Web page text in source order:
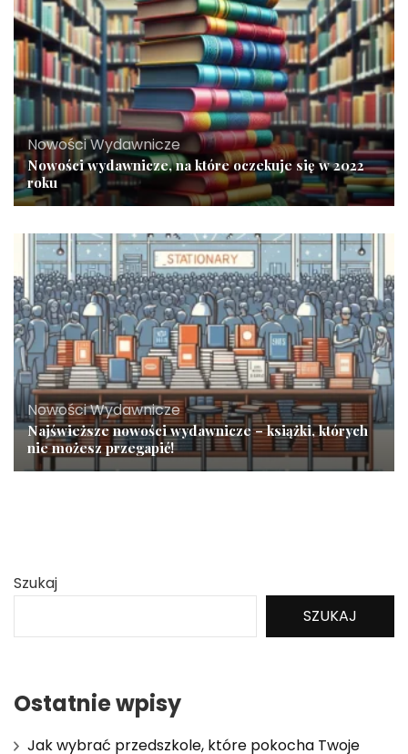
Nowości Wydawnicze
Nowości wydawnicze, na które oczekuje się w 2022
roku
Nowości Wydawnicze
Najświeższe nowości wydawnicze – książki, których
nie możesz przegapić!
Szukaj
SZUKAJ
Ostatnie wpisy
Jak wybrać przedszkole, które pokocha Twoje